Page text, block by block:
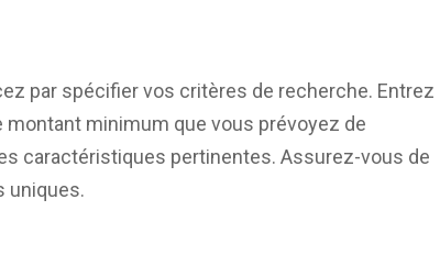
par spécifier vos critères de recherche. Entrez
minimum que vous prévoyez de
caractéristiques pertinentes. Assurez-vous de
uniques.